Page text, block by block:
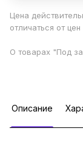
Цена
отличаться от
О товарах "Под
Описание